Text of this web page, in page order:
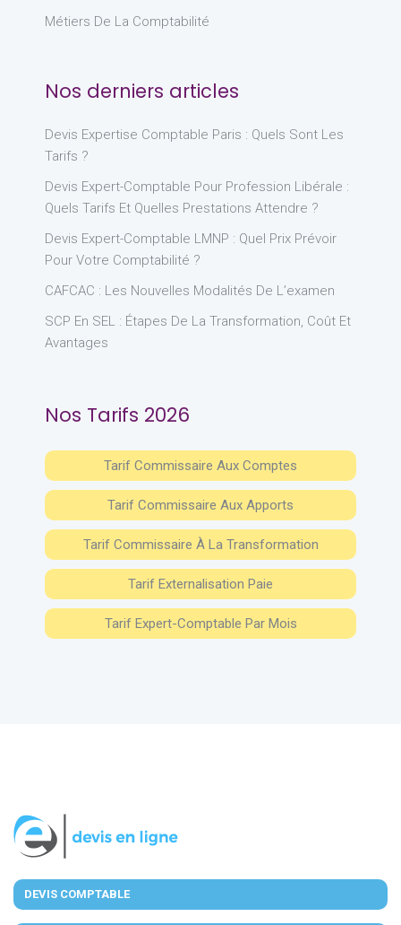
Métiers De La Comptabilité
Nos derniers articles
Devis Expertise Comptable Paris : Quels Sont Les
Tarifs ?
Devis Expert-Comptable Pour Profession Libérale :
Quels Tarifs Et Quelles Prestations Attendre ?
Devis Expert-Comptable LMNP : Quel Prix Prévoir
Pour Votre Comptabilité ?
CAFCAC : Les Nouvelles Modalités De L’examen
SCP En SEL : Étapes De La Transformation, Coût Et
Avantages
Nos Tarifs 2026
Tarif Commissaire Aux Comptes
Tarif Commissaire Aux Apports
Tarif Commissaire À La Transformation
Tarif Externalisation Paie
Tarif Expert-Comptable Par Mois
DEVIS COMPTABLE